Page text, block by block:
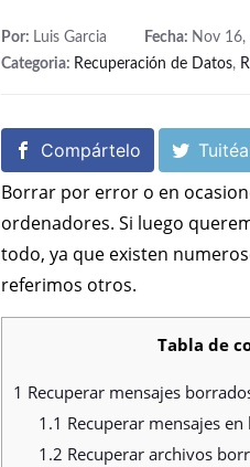
Por: Luis Garcia Fecha: Nov 16,
Categoria: Recuperación de Datos,
Compártelo
Borrar por error o en
ordenadores. Si luego
todo, ya que existen
referimos otros.
Tabla de
1 Recuperar mensajes
1.1 Recuperar mensajes
1.2 Recuperar archivos